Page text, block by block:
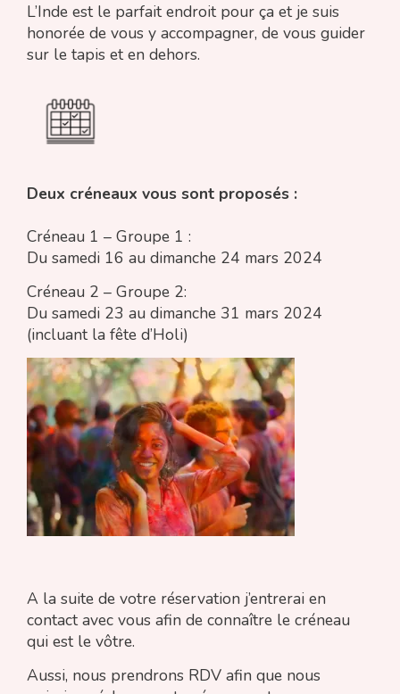
L’Inde est le parfait endroit pour ça et je suis
honorée de vous y accompagner, de vous guider
sur le tapis et en dehors.
Deux créneaux vous sont proposés :
Créneau 1 – Groupe 1 :
Du samedi 16 au dimanche 24 mars 2024
Créneau 2 – Groupe 2:
Du samedi 23 au dimanche 31 mars 2024
(incluant la fête d’Holi)
A la suite de votre réservation j’entrerai en
contact avec vous afin de connaître le créneau
qui est le vôtre.
Aussi, nous prendrons RDV afin que nous